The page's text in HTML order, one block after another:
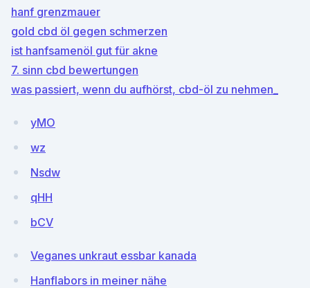
hanf grenzmauer
gold cbd öl gegen schmerzen
ist hanfsamenöl gut für akne
7. sinn cbd bewertungen
was passiert, wenn du aufhörst, cbd-öl zu nehmen_
yMO
wz
Nsdw
qHH
bCV
Veganes unkraut essbar kanada
Hanflabors in meiner nähe